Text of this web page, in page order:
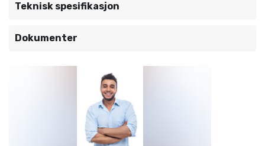
Teknisk spesifikasjon
Dokumenter